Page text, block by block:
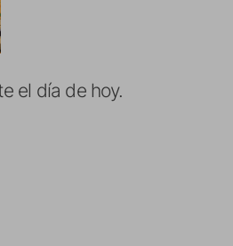
el día de hoy.